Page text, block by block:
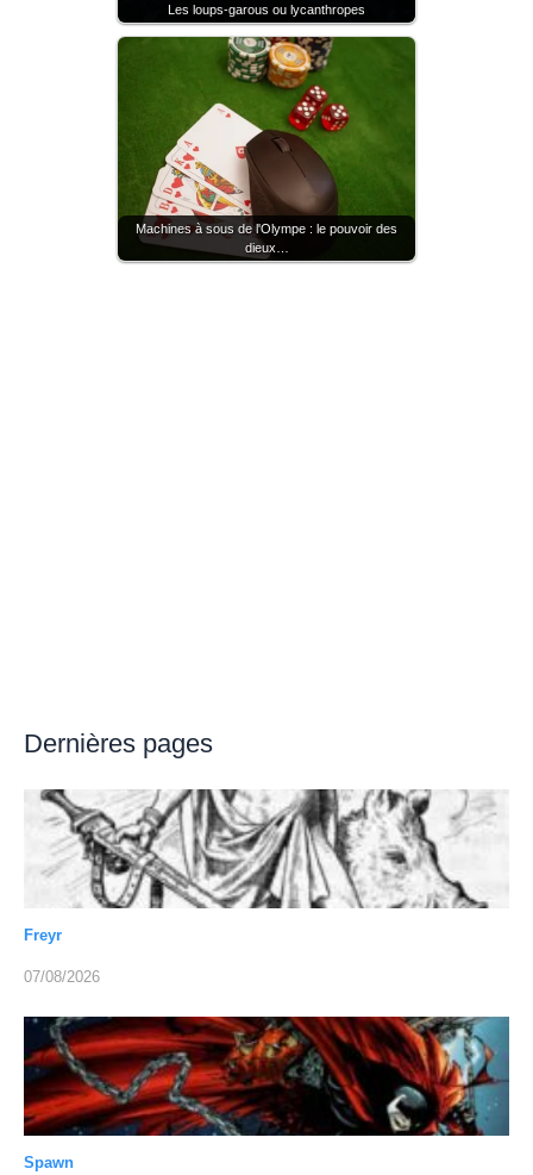
Les loups-garous ou lycanthropes
Machines à sous de l'Olympe : le pouvoir des
dieux…
Dernières pages
Freyr
07/08/2026
Spawn